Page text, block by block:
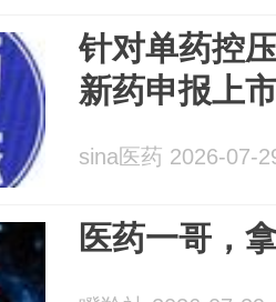
针对单药控
新药申报上
sina医药 2026-07-
医药一哥，